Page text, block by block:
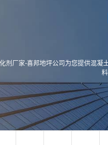
剂厂家-喜邦地坪公司为您提供混